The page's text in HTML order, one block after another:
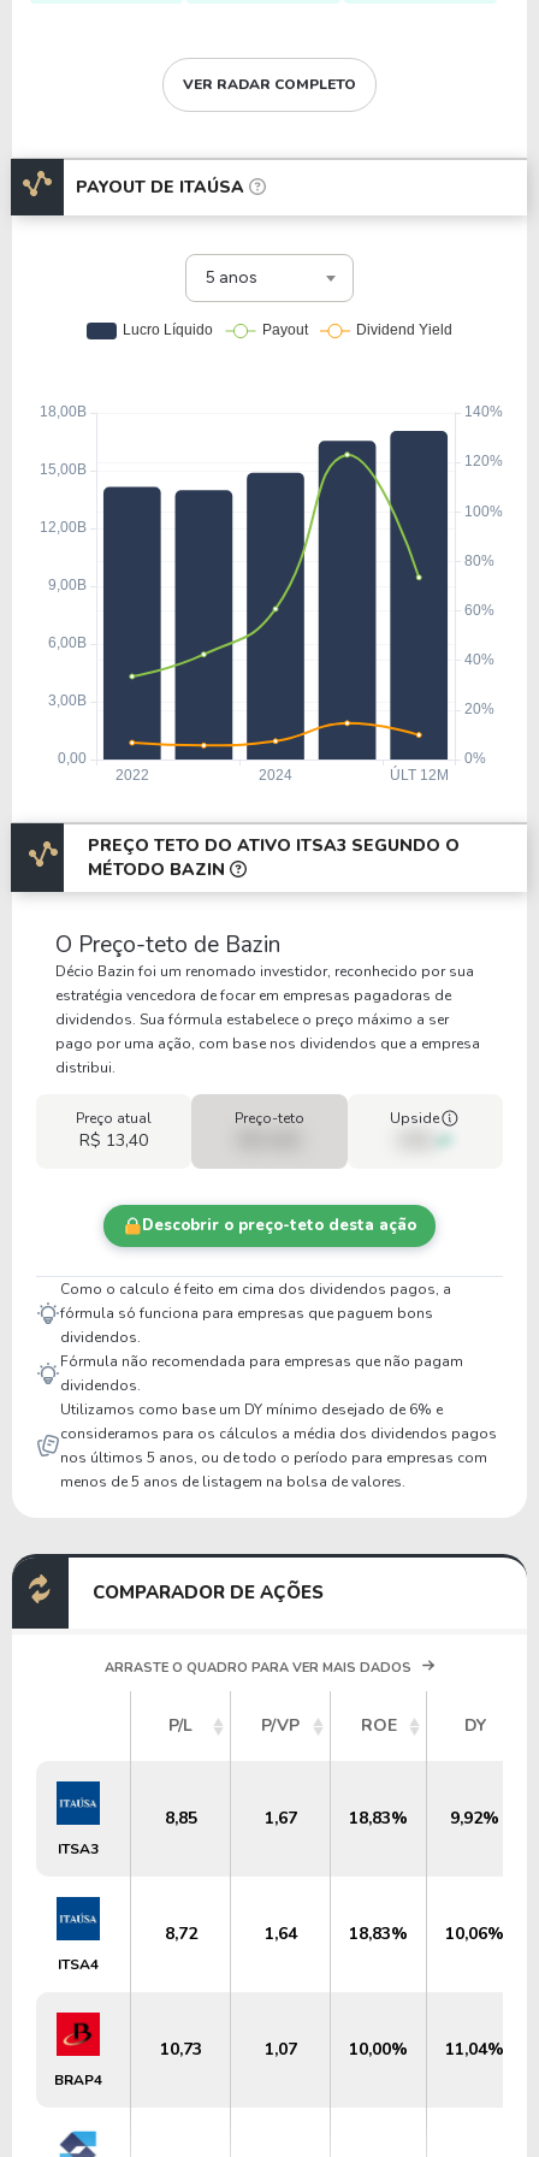
VER RADAR COMPLETO
PAYOUT DE ITAÚSA
5 anos
PREÇO TETO DO ATIVO ITSA3 SEGUNDO O
MÉTODO BAZIN
O Preço-teto de Bazin
Décio Bazin foi um renomado investidor, reconhecido por sua
estratégia vencedora de focar em empresas pagadoras de
dividendos. Sua fórmula estabelece o preço máximo a ser
pago por uma ação, com base nos dividendos que a empresa
distribui.
Preço atual
R$ 13,40
Preço-teto Upside
Descobrir o preço-teto desta ação
Como o calculo é feito em cima dos dividendos pagos, a
fórmula só funciona para empresas que paguem bons
dividendos.
Fórmula não recomendada para empresas que não pagam
dividendos.
Utilizamos como base um DY mínimo desejado de 6% e
consideramos para os cálculos a média dos dividendos pagos
nos últimos 5 anos, ou de todo o período para empresas com
menos de 5 anos de listagem na bolsa de valores.
COMPARADOR DE AÇÕES
ARRASTE O QUADRO PARA VER MAIS DADOS
P/L P/VP ROE DY
ITSA3
8,85 1,67 18,83% 9,92%
ITSA4
8,72 1,64 18,83% 10,06%
BRAP4
10,73 1,07 10,00% 11,04%